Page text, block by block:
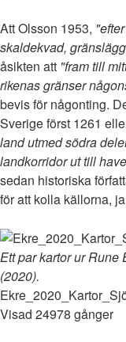
Att Olsson 1953,
skaldekvad,
åsikten att "fram till
rikenas gränser
bevis för någonting.
Sverige först 1261
land utmed södra
landkorridor ut till
sedan historiska
för att kolla källorna,
Ett par kartor ur Rune
(2020).
Visad 24978 gånger